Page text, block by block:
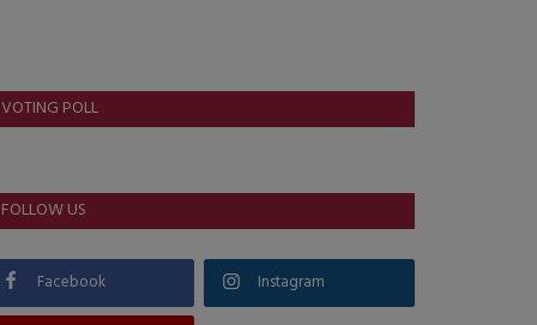
VOTING POLL
FOLLOW US
Facebook Instagram